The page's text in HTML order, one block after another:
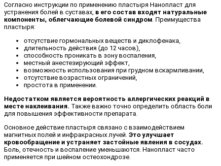
Согласно инструкции по применению пластыря Нанопласт для
устранения болей в суставах, в его состав входят натуральные
компоненты, облегчающие болевой синдром . Преимущества
пластыря:
отсутствие гормональных веществ и диклофенака,
длительность действия (до 12 часов),
способность проникать в зону воспаления,
местный анестезирующий эффект,
возможность использования при грудном вскармливании,
отсутствие возрастных ограничений,
простота в применении.
Недостатком является вероятность аллергических реакций в
месте наклеивания. Также важно точно определить область боли
для повышения эффективности препарата.
Основное действие пластыря связано с взаимодействием
магнитных полей и инфракрасных лучей. Это улучшает
кровообращение и устраняет застойные явления в сосудах.
Боль, отечность и воспаление уменьшаются. Нанопласт часто
применяется при шейном остеохондрозе.